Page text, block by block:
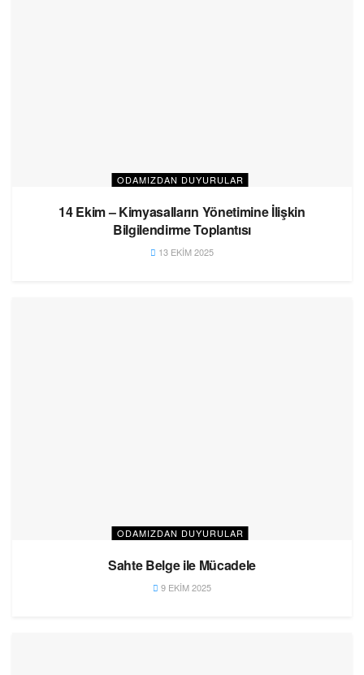
ODAMIZDAN DUYURULAR
14 Ekim – Kimyasalların Yönetimine İlişkin
Bilgilendirme Toplantısı
13 EKIM 2025
ODAMIZDAN DUYURULAR
Sahte Belge ile Mücadele
9 EKIM 2025